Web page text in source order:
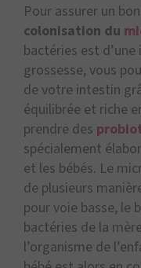
Pour assurer un
colonisation du
bactéries est
grossesse, vous
de votre intestin
équilibrée et riche
prendre des
spécialement
et les bébés. Le
de plusieurs
pour voie basse, le
bactéries de la
l’organisme de